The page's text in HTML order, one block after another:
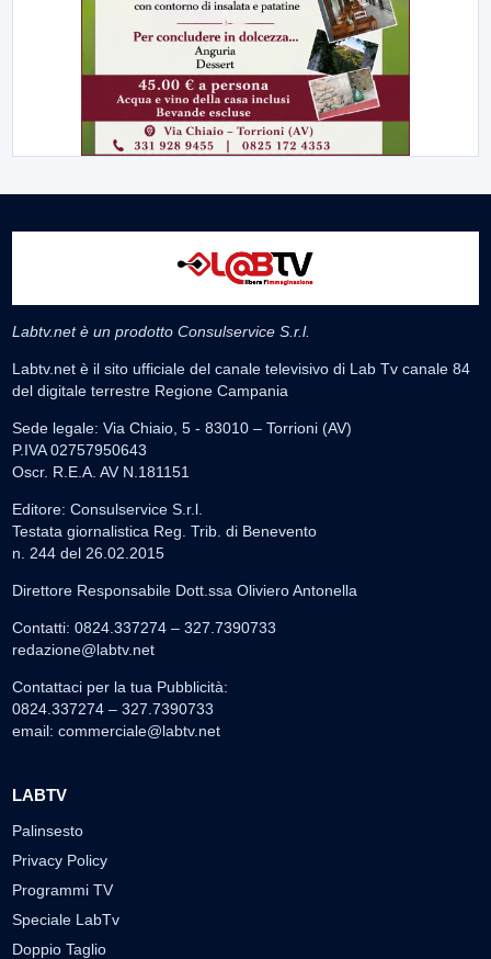
Labtv.net è un prodotto Consulservice S.r.l.
Labtv.net è il sito ufficiale del canale televisivo di Lab Tv canale 84
del digitale terrestre Regione Campania
Sede legale: Via Chiaio, 5 - 83010 – Torrioni (AV)
P.IVA 02757950643
Oscr. R.E.A. AV N.181151
Editore: Consulservice S.r.l.
Testata giornalistica Reg. Trib. di Benevento
n. 244 del 26.02.2015
Direttore Responsabile Dott.ssa Oliviero Antonella
Contatti: 0824.337274 – 327.7390733
redazione@labtv.net
Contattaci per la tua Pubblicità:
0824.337274 – 327.7390733
email: commerciale@labtv.net
LABTV
Palinsesto
Privacy Policy
Programmi TV
Speciale LabTv
Doppio Taglio